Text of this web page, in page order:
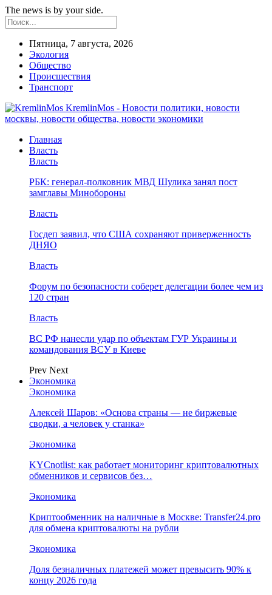
The news is by your side.
Пятница, 7 августа, 2026
Экология
Общество
Происшествия
Транспорт
KremlinMos - Новости политики, новости
москвы, новости общества, новости экономики
Главная
Власть
Власть
РБК: генерал-полковник МВД Шулика занял пост
замглавы Минобороны
Власть
Госдеп заявил, что США сохраняют приверженность
ДНЯО
Власть
Форум по безопасности соберет делегации более чем из
120 стран
Власть
ВС РФ нанесли удар по объектам ГУР Украины и
командования ВСУ в Киеве
Prev Next
Экономика
Экономика
Алексей Шаров: «Основа страны — не биржевые
сводки, а человек у станка»
Экономика
KYCnotlist: как работает мониторинг криптовалютных
обменников и сервисов без…
Экономика
Криптообменник на наличные в Москве: Transfer24.pro
для обмена криптовалюты на рубли
Экономика
Доля безналичных платежей может превысить 90% к
концу 2026 года